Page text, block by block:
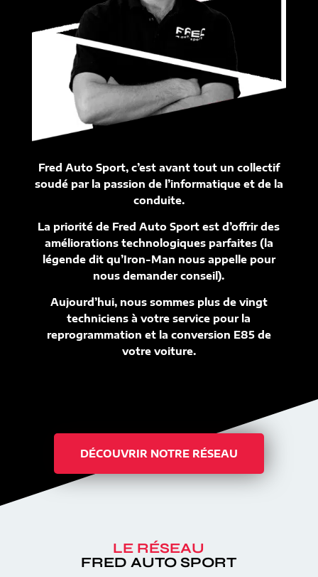
Fred Auto Sport, c’est avant tout un collectif
soudé par la passion de l’informatique et de la
conduite.
La priorité de Fred Auto Sport est d’offrir des
améliorations technologiques parfaites (la
légende dit qu’Iron-Man nous appelle pour
nous demander conseil).
Aujourd’hui, nous sommes plus de vingt
techniciens à votre service pour la
reprogrammation et la conversion E85 de
votre voiture.
DÉCOUVRIR NOTRE RÉSEAU
LE RÉSEAU
FRED AUTO SPORT